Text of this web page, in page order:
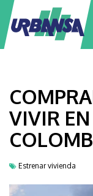
VIVIR
Estrenar vivienda